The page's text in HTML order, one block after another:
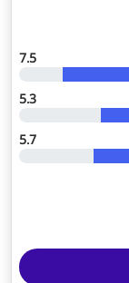
7.5
5.3
5.7